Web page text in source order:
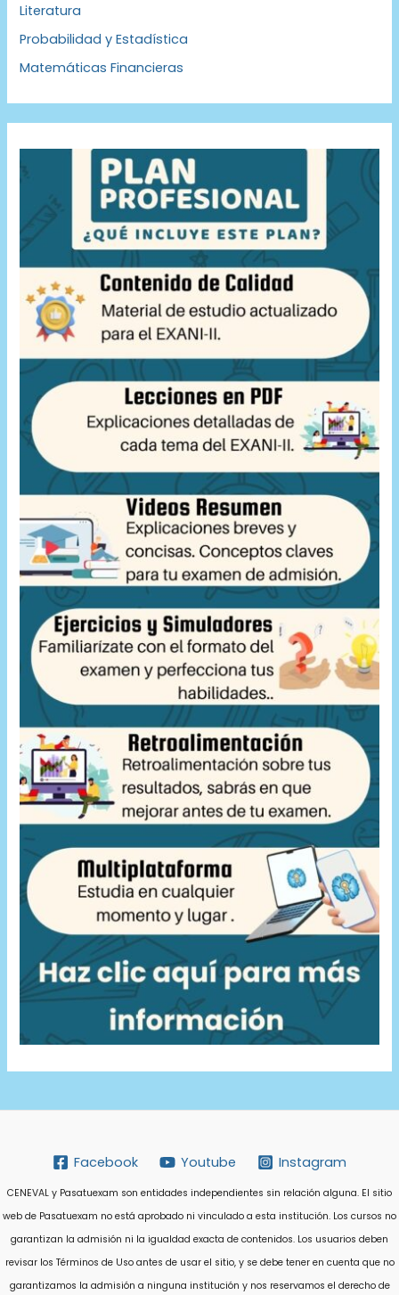
Literatura
Probabilidad y Estadística
Matemáticas Financieras
Facebook Youtube Instagram
CENEVAL y Pasatuexam son entidades independientes sin relación alguna. El sitio
web de Pasatuexam no está aprobado ni vinculado a esta institución. Los cursos no
garantizan la admisión ni la igualdad exacta de contenidos. Los usuarios deben
revisar los Términos de Uso antes de usar el sitio, y se debe tener en cuenta que no
garantizamos la admisión a ninguna institución y nos reservamos el derecho de